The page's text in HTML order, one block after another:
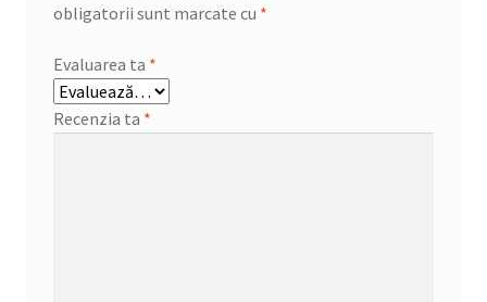
obligatorii sunt marcate cu *
Evaluarea ta *
Recenzia ta *